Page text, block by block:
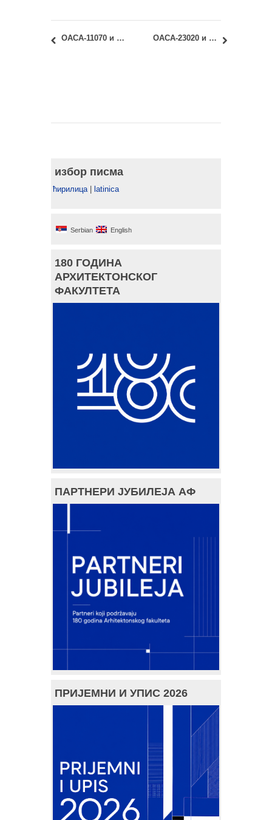
ОАСА-11070 и ИАСА-11070 – Геометрија облика 1: надокнада у суботу (01.12.2018) ОАСА-23020 и ИАСА-23020 – Историја архитектуре – Обликовање простора и стила: увид у радове првог колоквијума
избор писма
ћирилица latinica
Serbian English
180 ГОДИНА
АРХИТЕКТОНСКОГ
ФАКУЛТЕТА
ПАРТНЕРИ ЈУБИЛЕЈА АФ
ПРИЈЕМНИ И УПИС 2026